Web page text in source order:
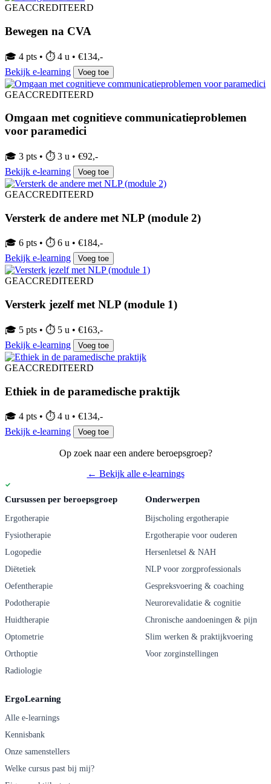
GEACCREDITEERD
Bewegen na CVA
🎓 4 pts • ⏱ 4 u • €134,-
Bekijk e-learning
Voeg toe
GEACCREDITEERD
Omgaan met cognitieve communicatieproblemen
voor paramedici
🎓 3 pts • ⏱ 3 u • €92,-
Bekijk e-learning
Voeg toe
GEACCREDITEERD
Versterk de andere met NLP (module 2)
🎓 6 pts • ⏱ 6 u • €184,-
Bekijk e-learning
Voeg toe
GEACCREDITEERD
Versterk jezelf met NLP (module 1)
🎓 5 pts • ⏱ 5 u • €163,-
Bekijk e-learning
Voeg toe
GEACCREDITEERD
Ethiek in de paramedische praktijk
🎓 4 pts • ⏱ 4 u • €134,-
Bekijk e-learning
Voeg toe
Op zoek naar een andere beroepsgroep?
← Bekijk alle e-learnings
Cursussen per beroepsgroep
Ergotherapie
Fysiotherapie
Logopedie
Diëtetiek
Oefentherapie
Podotherapie
Huidtherapie
Optometrie
Orthoptie
Radiologie
Onderwerpen
Bijscholing ergotherapie
Ergotherapie voor ouderen
Hersenletsel & NAH
NLP voor zorgprofessionals
Gespreksvoering & coaching
Neurorevalidatie & cognitie
Chronische aandoeningen & pijn
Slim werken & praktijkvoering
Voor zorginstellingen
ErgoLearning
Alle e-learnings
Kennisbank
Onze samenstellers
Welke cursus past bij mij?